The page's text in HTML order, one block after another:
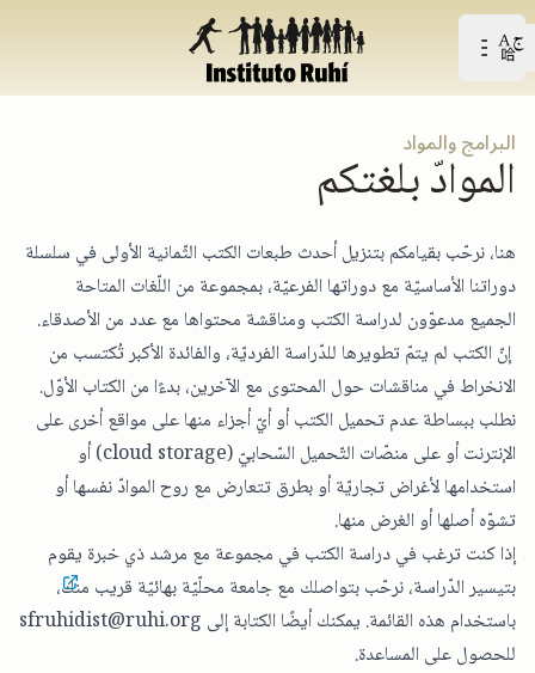
افتح القائمة الرّئيسيّة
Open user menu
البرامج والمواد
الموادّ بلغتكم
هنا، نرحّب بقيامكم بتنزيل أحدث طبعات الكتب الثّمانية الأولى في سلسلة
دوراتنا الأساسيّة مع دوراتها الفرعيّة، بمجموعة من اللّغات المتاحة
الجميع مدعوّون لدراسة الكتب ومناقشة محتواها مع عدد من الأصدقاء.
إنّ الكتب لم يتمّ تطويرها للدّراسة الفرديّة، والفائدة الأكبر تُكتسب من
الانخراط في مناقشات حول المحتوى مع الآخرين، بدءًا من الكتاب الأوّل.
نطلب ببساطة عدم تحميل الكتب أو أيّ أجزاء منها على مواقع أخرى على
الإنترنت أو على منصّات التّحميل السّحابيّ (cloud storage) أو
استخدامها لأغراض تجاريّة أو بطرق تتعارض مع روح الموادّ نفسها أو
تشوّه أصلها أو الغرض منها.
إذا كنت ترغب في دراسة الكتب في مجموعة مع مرشد ذي خبرة يقوم
بتيسير الدّراسة،نرحّب بتواصلك مع جامعة محلّيّة بهائيّة قريب منك،
باستخدام هذه القائمة. يمكنك أيضًا الكتابة إلى sfruhidist@ruhi.org
للحصول على المساعدة.